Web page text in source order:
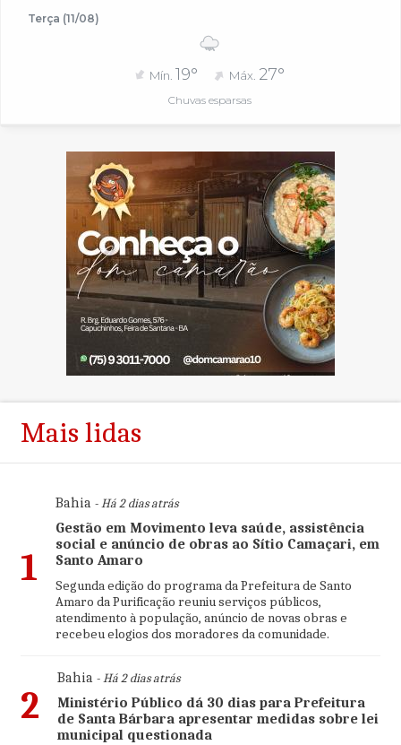
Terça (11/08)
Mín. 19° Máx. 27°
Chuvas esparsas
Mais lidas
1
Bahia- Há 2 dias atrás
Gestão em Movimento leva saúde, assistência
social e anúncio de obras ao Sítio Camaçari, em
Santo Amaro
Segunda edição do programa da Prefeitura de Santo
Amaro da Purificação reuniu serviços públicos,
atendimento à população, anúncio de novas obras e
recebeu elogios dos moradores da comunidade.
2
Bahia- Há 2 dias atrás
Ministério Público dá 30 dias para Prefeitura
de Santa Bárbara apresentar medidas sobre lei
municipal questionada